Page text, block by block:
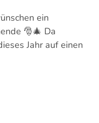
ein
🎅🎄 Da
Jahr auf einen